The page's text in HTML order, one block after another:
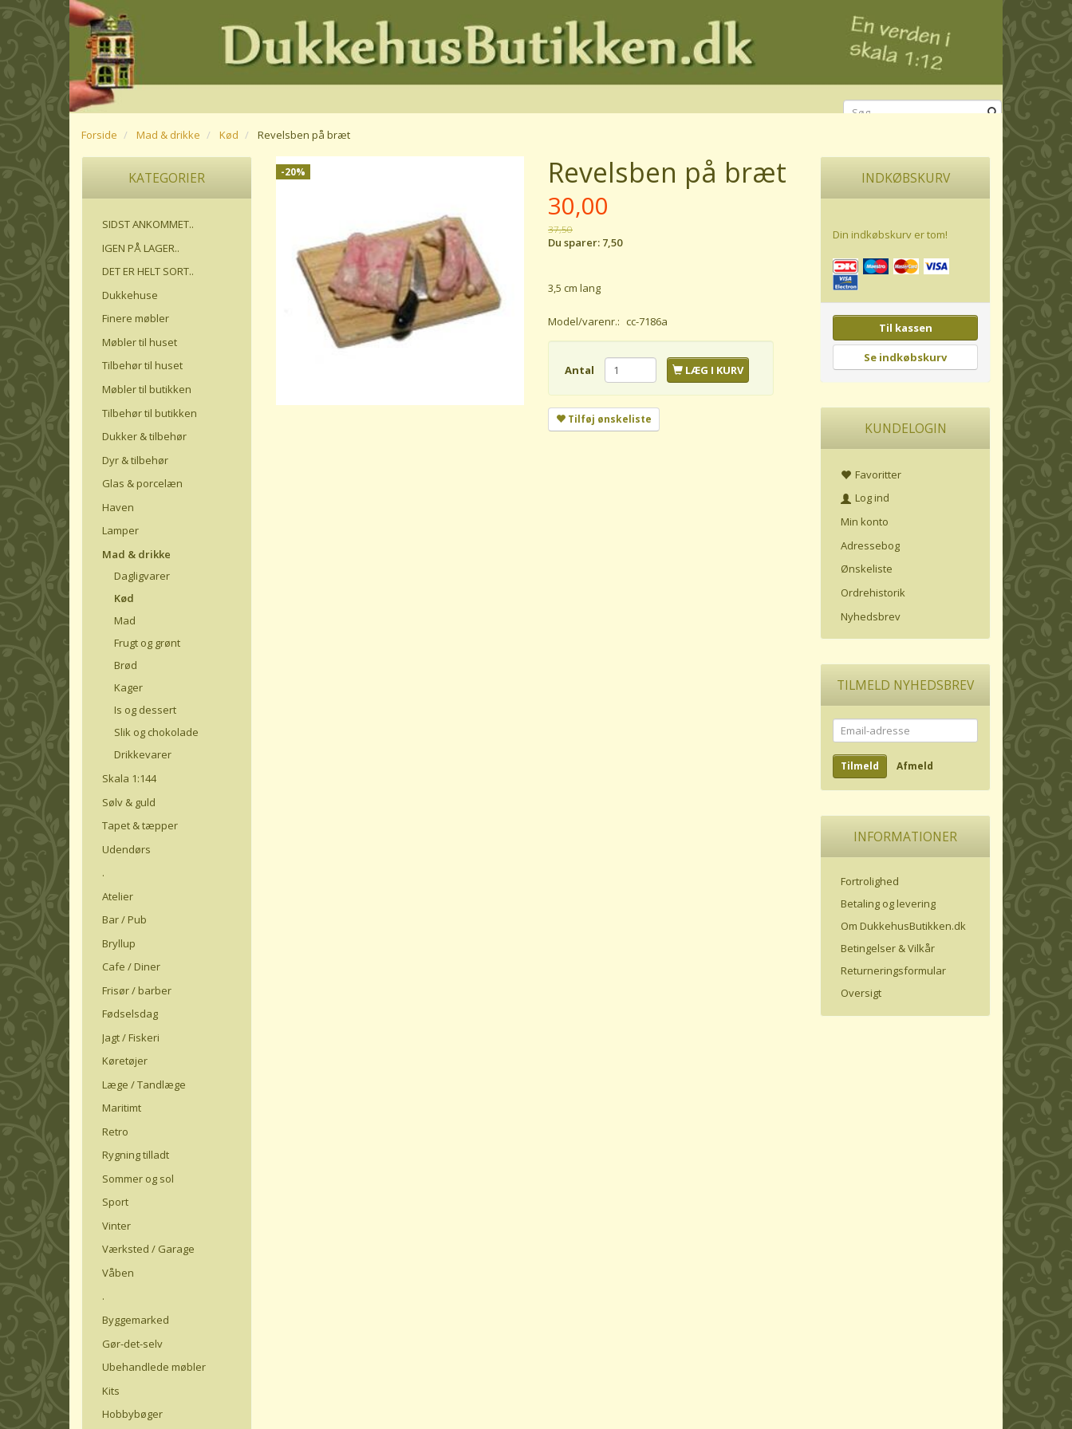
Forside Mad & drikke Kød Revelsben på bræt
KATEGORIER
SIDST ANKOMMET..
IGEN PÅ LAGER..
DET ER HELT SORT..
Dukkehuse
Finere møbler
Møbler til huset
Tilbehør til huset
Møbler til butikken
Tilbehør til butikken
Dukker & tilbehør
Dyr & tilbehør
Glas & porcelæn
Haven
Lamper
Mad & drikke
Dagligvarer
Kød
Mad
Frugt og grønt
Brød
Kager
Is og dessert
Slik og chokolade
Drikkevarer
Skala 1:144
Sølv & guld
Tapet & tæpper
Udendørs
.
Atelier
Bar / Pub
Bryllup
Cafe / Diner
Frisør / barber
Fødselsdag
Jagt / Fiskeri
Køretøjer
Læge / Tandlæge
Maritimt
Retro
Rygning tilladt
Sommer og sol
Sport
Vinter
Værksted / Garage
Våben
.
Byggemarked
Gør-det-selv
Ubehandlede møbler
Kits
Hobbybøger
-20% Revelsben på bræt
30,00
37,50
Du sparer: 7,50
3,5 cm lang
Model/varenr.: cc-7186a
Antal LÆG I KURV
Tilføj ønskeliste
INDKØBSKURV
Din indkøbskurv er tom!
Til kassen
Se indkøbskurv
KUNDELOGIN
Favoritter
Log ind
Min konto
Adressebog
Ønskeliste
Ordrehistorik
Nyhedsbrev
TILMELD NYHEDSBREV
Email-
adresse
Tilmeld Afmeld
INFORMATIONER
Fortrolighed
Betaling og levering
Om DukkehusButikken.dk
Betingelser & Vilkår
Returneringsformular
Oversigt